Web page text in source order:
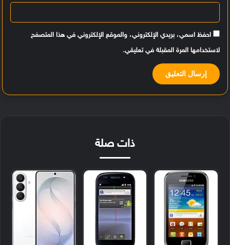
احفظ اسمي، بريدي الإلكتروني، والموقع الإلكتروني في هذا المتصفح
لاستخدامها المرة المقبلة في تعليقي.
ذات صلة